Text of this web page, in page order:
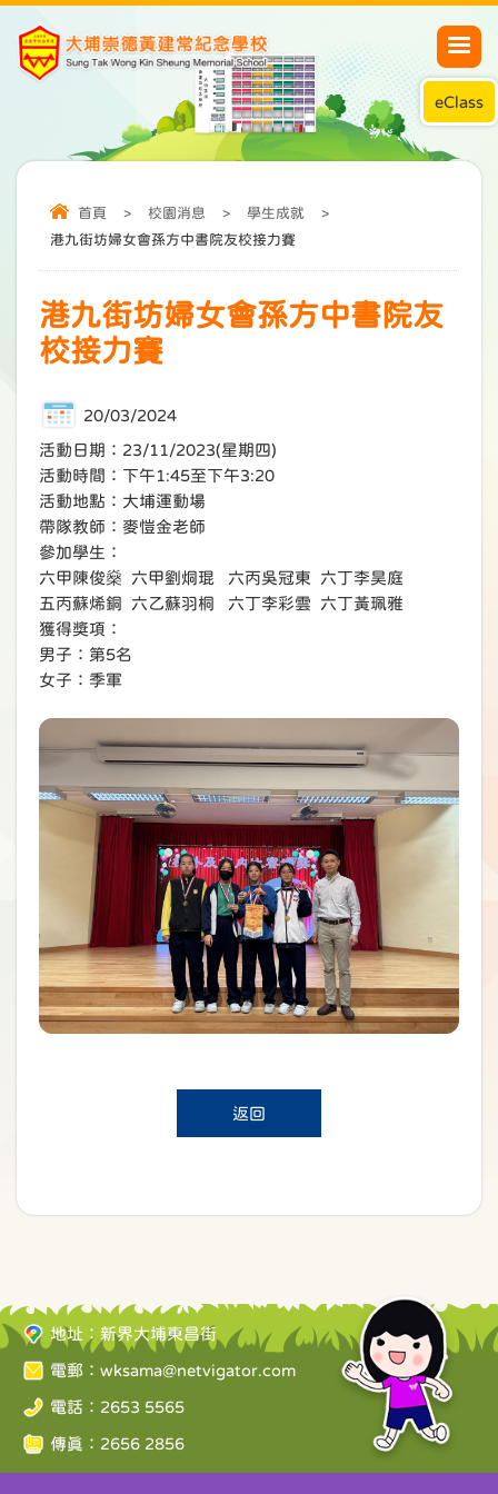
eClass
首頁 > 校園消息 > 學生成就
>
港九街坊婦女會孫方中書院友校接力賽
港九街坊婦女會孫方中書院友
校接力賽
20/03/2024
活動日期：23/11/2023(星期四)
活動時間：下午1:45至下午3:20
活動地點：大埔運動場
帶隊教師：麥愷金老師
參加學生：
六甲陳俊燊 六甲劉烔琨 六丙吳冠東 六丁李昊庭
五丙蘇烯銅 六乙蘇羽桐 六丁李彩雲 六丁黃珮雅
獲得獎項：
男子：第5名
女子：季軍
返回
地址：新界大埔東昌街
電郵： wksama@netvigator.com
電話：2653 5565
傳真：2656 2856